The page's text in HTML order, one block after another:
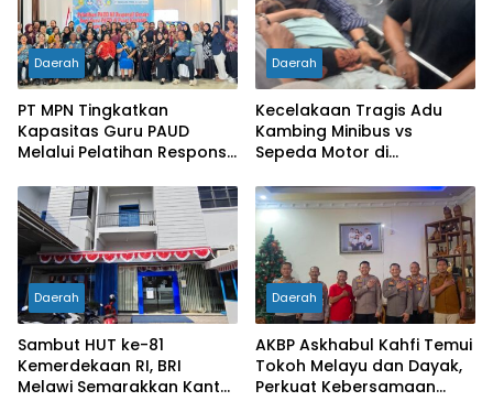
Daerah
PT MPN Tingkatkan
Kapasitas Guru PAUD
Melalui Pelatihan Responsif
Daerah
Kecelakaan Tragis Adu
Kambing Minibus vs
Sepeda Motor di
Meninggal Dunia
Daerah
Sambut HUT ke-81
Kemerdekaan RI, BRI
Melawi Semarakkan Kantor
Daerah
AKBP Askhabul Kahfi Temui
Tokoh Melayu dan Dayak,
Perkuat Kebersamaan